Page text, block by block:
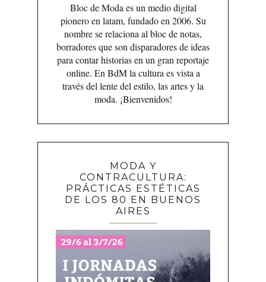
Bloc de Moda es un medio digital
pionero en latam, fundado en 2006. Su
nombre se relaciona al bloc de notas,
borradores que son disparadores de ideas
para contar historias en un gran reportaje
online. En BdM la cultura es vista a
través del lente del estilo, las artes y la
moda. ¡Bienvenidos!
MODA Y
CONTRACULTURA:
PRÁCTICAS ESTÉTICAS
DE LOS 80 EN BUENOS
AIRES